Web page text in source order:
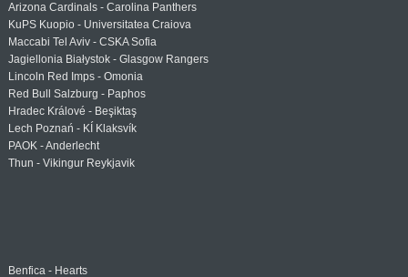
Arizona Cardinals - Carolina Panthers
KuPS Kuopio - Universitatea Craiova
Maccabi Tel Aviv - CSKA Sofia
Jagiellonia Białystok - Glasgow Rangers
Lincoln Red Imps - Omonia
Red Bull Salzburg - Paphos
Hradec Králové - Beşiktaş
Lech Poznań - KÍ Klaksvík
PAOK - Anderlecht
Thun - Vikingur Reykjavik
Benfica - Hearts